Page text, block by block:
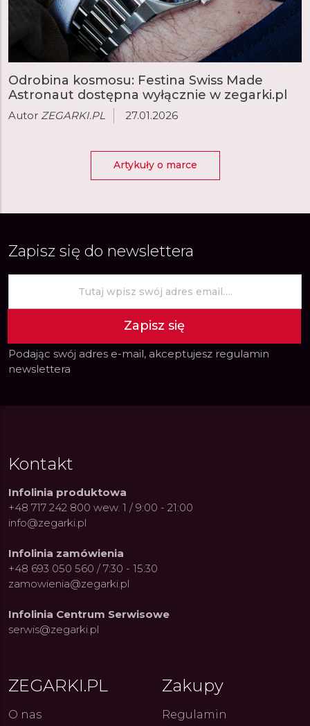
i Dostępny Luksus z
kolarskich pasji do ikonicznych
kolekcji zegarków
Odrobina kosmosu: Festina Swiss Made
Astronaut dostępna wyłącznie w zegarki.pl
Autor ZEGARKI.PL 27.01.2026
Artykuły o marce
Zapisz się do newslettera
Zapisz się
Podając swój adres e-mail, akceptujesz regulamin
newslettera
Kontakt
Infolinia produktowa
+48 717 242 800 wew. 1 / 9:00 - 21:00
info@zegarki.pl
Infolinia zamówienia
+48 693 050 560 / 7:30 - 15:30
zamowienia@zegarki.pl
Infolinia Centrum Serwisowe
serwis@zegarki.pl
ZEGARKI.PL
O nas
Zakupy
Regulamin